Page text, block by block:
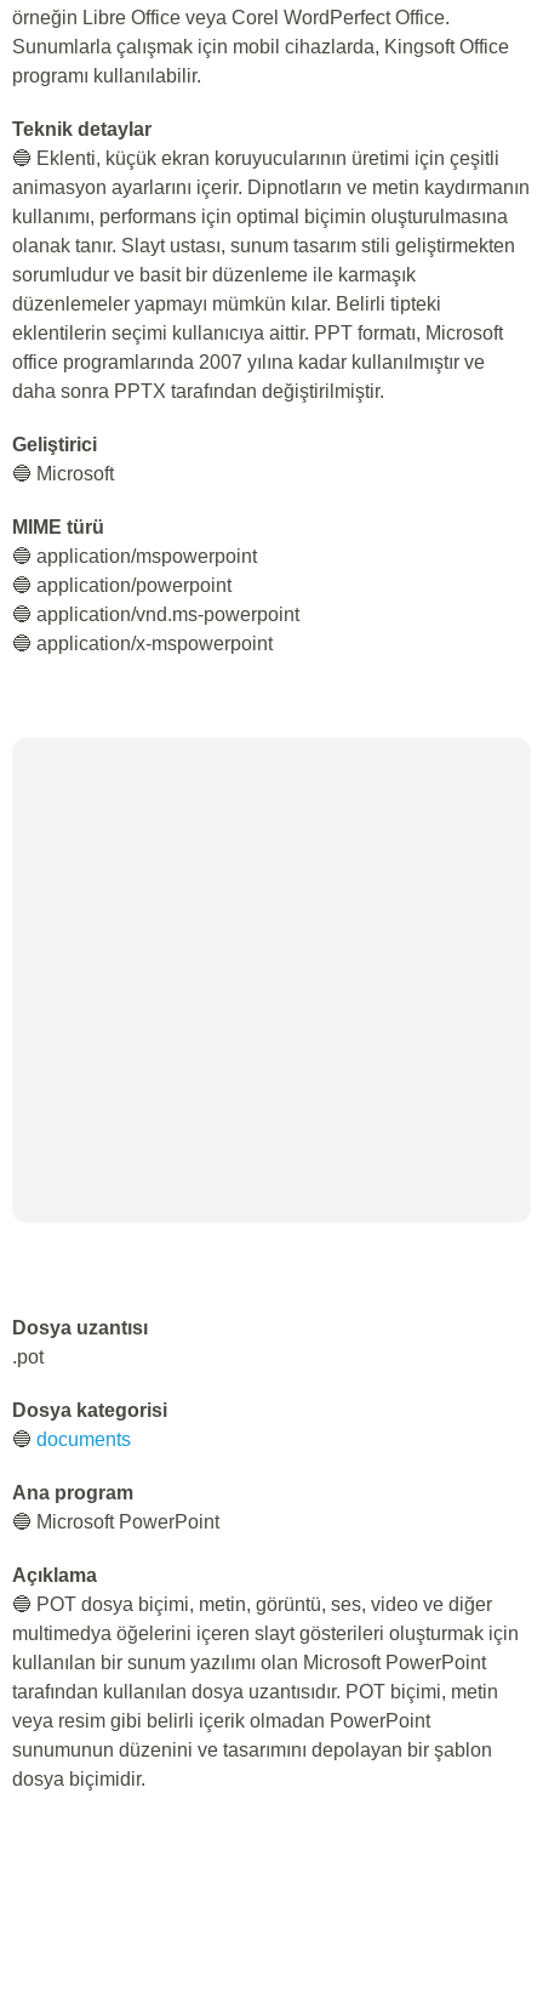
örneğin Libre Office veya Corel WordPerfect Office.
Sunumlarla çalışmak için mobil cihazlarda, Kingsoft Office
programı kullanılabilir.
Teknik detaylar
🔵 Eklenti, küçük ekran koruyucularının üretimi için çeşitli
animasyon ayarlarını içerir. Dipnotların ve metin kaydırmanın
kullanımı, performans için optimal biçimin oluşturulmasına
olanak tanır. Slayt ustası, sunum tasarım stili geliştirmekten
sorumludur ve basit bir düzenleme ile karmaşık
düzenlemeler yapmayı mümkün kılar. Belirli tipteki
eklentilerin seçimi kullanıcıya aittir. PPT formatı, Microsoft
office programlarında 2007 yılına kadar kullanılmıştır ve
daha sonra PPTX tarafından değiştirilmiştir.
Geliştirici
🔵 Microsoft
MIME türü
🔵 application/mspowerpoint
🔵 application/powerpoint
🔵 application/vnd.ms-powerpoint
🔵 application/x-mspowerpoint
Dosya uzantısı
.pot
Dosya kategorisi
🔵 documents
Ana program
🔵 Microsoft PowerPoint
Açıklama
🔵 POT dosya biçimi, metin, görüntü, ses, video ve diğer
multimedya öğelerini içeren slayt gösterileri oluşturmak için
kullanılan bir sunum yazılımı olan Microsoft PowerPoint
tarafından kullanılan dosya uzantısıdır. POT biçimi, metin
veya resim gibi belirli içerik olmadan PowerPoint
sunumunun düzenini ve tasarımını depolayan bir şablon
dosya biçimidir.